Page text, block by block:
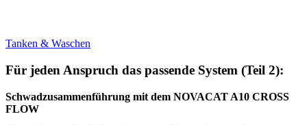
Tanken & Waschen
Für jeden Anspruch das passende System (Teil 2):
Schwadzusammenführung mit dem NOVACAT A10 CROSS
FLOW